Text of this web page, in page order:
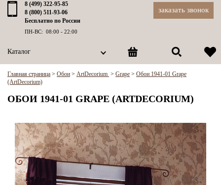
8 (499) 322-95-85
8 (800) 511-93-06
Бесплатно по России
ПН-ВС: 08:00 - 22:00
заказать звонок
Каталог
Главная страница > Обои > ArtDecorium > Grape > Обои 1941-01 Grape
(ArtDecorium)
ОБОИ 1941-01 GRAPE (ARTDECORIUM)